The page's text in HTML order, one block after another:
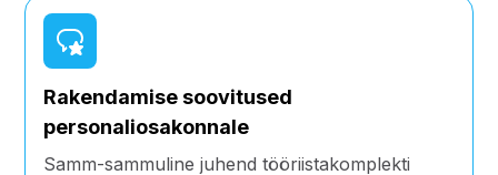
Rakendamise soovitused
personaliosakonnale
Samm-sammuline juhend tööriistakomplekti